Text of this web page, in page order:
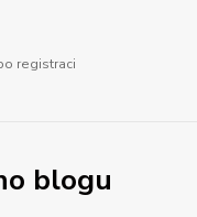
registraci
blogu